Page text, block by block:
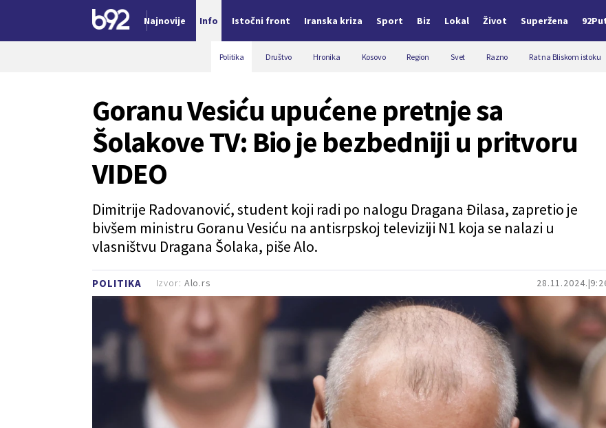
Najnovije Info Istočni front Iranska kriza Sport Biz Lokal Život Superžena
Politika Društvo Hronika Kosovo Region Svet Razno Rat na Bliskom istoku
POLITIKA 28.11.2024.
Goranu Vesiću upućene pretnje sa
Šolakove TV: Bio je bezbedniji u pritvoru
VIDEO
Dimitrije Radovanović, student koji radi po nalogu Dragana Đilasa, zapretio je
bivšem ministru Goranu Vesiću na antisrpskoj televiziji N1 koja se nalazi u
vlasništvu Dragana Šolaka, piše Alo.
Izvor: Alo.rs